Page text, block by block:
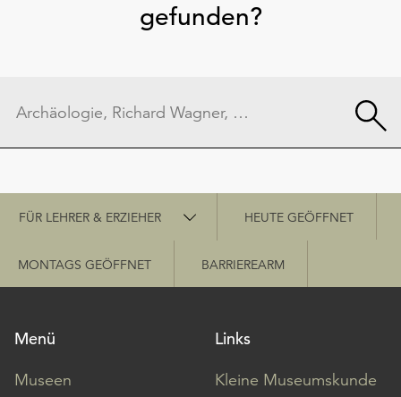
gefunden?
Schnellzugriff
FÜR LEHRER & ERZIEHER HEUTE GEÖFFNET
MONTAGS GEÖFFNET BARRIEREARM
Menü
Museen
Links
Kleine Museumskunde